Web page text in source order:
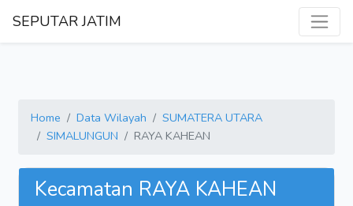
SEPUTAR JATIM
Home Data Wilayah
SUMATERA UTARA
SIMALUNGUN
RAYA KAHEAN
Kecamatan RAYA KAHEAN